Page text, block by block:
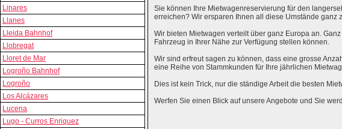
Linares
Llanes
Lleida Bahnhof
Llobregat
Lloret de Mar
Logroño Bahnhof
Logroño
Los Alcázares
Lucena
Lugo - Curros Enriquez
Sie können Ihre Mietwagenreservierung für den
erreichen? Wir ersparen Ihnen all diese Umstände
Wir bieten Mietwagen verteilt über ganz Europa an.
Fahrzeug in Ihrer Nähe zur Verfügung stellen können.
Wir sind erfreut sagen zu können, dass eine grosse
eine Reihe von Stammkunden für Ihre jährlichen
Dies ist kein Trick, nur die ständige Arbeit die besten
Werfen Sie einen Blick auf unsere Angebote und Sie